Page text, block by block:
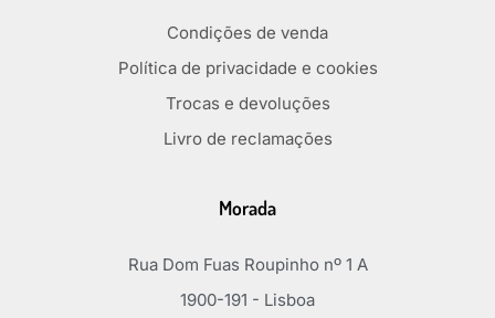
Condições de venda
Política de privacidade e cookies
Trocas e devoluções
Livro de reclamações
Morada
Rua Dom Fuas Roupinho nº 1 A
1900-191 - Lisboa